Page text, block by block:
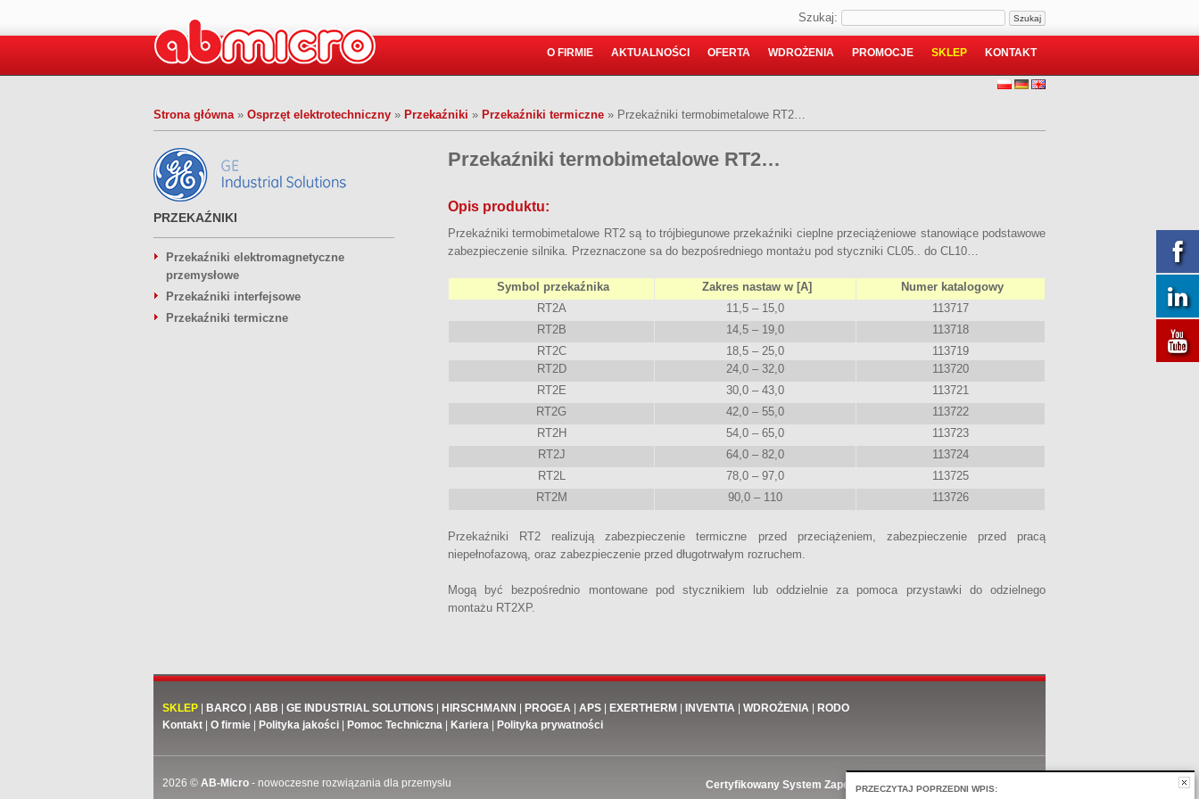
Szukaj:
O FIRMIE AKTUALNOŚCI OFERTA WDROŻENIA PROMOCJE SKLEP KONTAKT
Strona główna» Osprzęt elektrotechniczny » Przekaźniki » Przekaźniki termiczne » Przekaźniki termobimetalowe RT2…
Przekaźniki termobimetalowe RT2…
Opis produktu:
Przekaźniki termobimetalowe RT2 są to trójbiegunowe przekaźniki cieplne przeciążeniowe stanowiące podstawowe
zabezpieczenie silnika. Przeznaczone sa do bezpośredniego montażu pod styczniki CL05.. do CL10…
Symbol przekaźnika Zakres nastaw w [A]
Numer katalogowy
RT2A
11,5 – 15,0
113717
RT2B
14,5 – 19,0
113718
RT2C
18,5 – 25,0
113719
RT2D
24,0 – 32,0
113720
RT2E
30,0 – 43,0
113721
RT2G
42,0 – 55,0
113722
RT2H
54,0 – 65,0
113723
RT2J
64,0 – 82,0
113724
RT2L
78,0 – 97,0
113725
RT2M
90,0 – 110 113726
Przekaźniki RT2 realizują zabezpieczenie termiczne przed przeciążeniem, zabezpieczenie przed pracą
niepełnofazową, oraz zabezpieczenie przed długotrwałym rozruchem.
Mogą być bezpośrednio montowane pod stycznikiem lub oddzielnie za pomoca przystawki do odzielnego
montażu RT2XP.
PRZEKAŹNIKI
Przekaźniki elektromagnetyczne
przemysłowe
Przekaźniki interfejsowe
Przekaźniki termiczne
SKLEP | BARCO | ABB | GE INDUSTRIAL SOLUTIONS | HIRSCHMANN | PROGEA | APS | EXERTHERM | INVENTIA | WDROŻENIA | RODO
Kontakt | O firmie | Polityka jakości | Pomoc Techniczna | Kariera | Polityka prywatności
2026 © AB-Micro - nowoczesne rozwiązania dla przemysłu Certyfikowany System Zapewnienia Jakości ISO 9001:2015
PRZECZYTAJ POPRZEDNI WPIS: